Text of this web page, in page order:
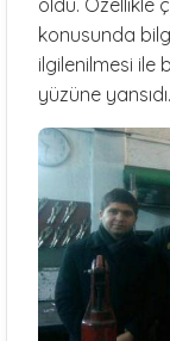
oldu. Özellikle
konusunda
ilgilenilmesi ile
yüzüne yansıdı.